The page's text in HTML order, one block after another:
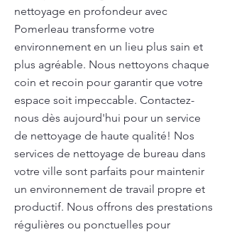
nettoyage en profondeur avec
Pomerleau transforme votre
environnement en un lieu plus sain et
plus agréable. Nous nettoyons chaque
coin et recoin pour garantir que votre
espace soit impeccable. Contactez-
nous dès aujourd'hui pour un service
de nettoyage de haute qualité! Nos
services de nettoyage de bureau dans
votre ville sont parfaits pour maintenir
un environnement de travail propre et
productif. Nous offrons des prestations
régulières ou ponctuelles pour